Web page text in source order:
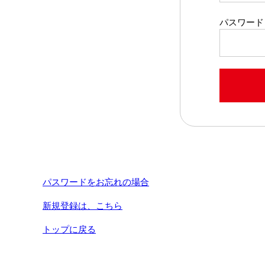
パスワード
パスワードをお忘れの場合
新規登録は、こちら
トップに戻る